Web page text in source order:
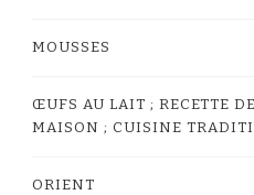
MOUSSES
ŒUFS AU LAIT ; RECETTE
MAISON ; CUISINE
ORIENT